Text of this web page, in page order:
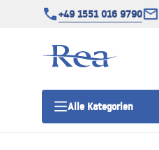
+49 1551 016 9790
Alle Kategorien